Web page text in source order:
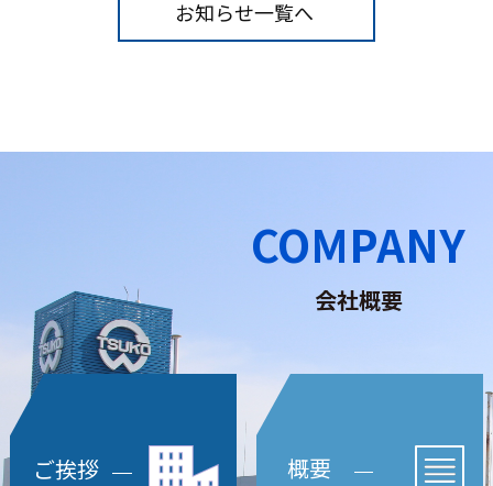
お知らせ一覧へ
COMPANY
会社概要
ご挨拶 概要